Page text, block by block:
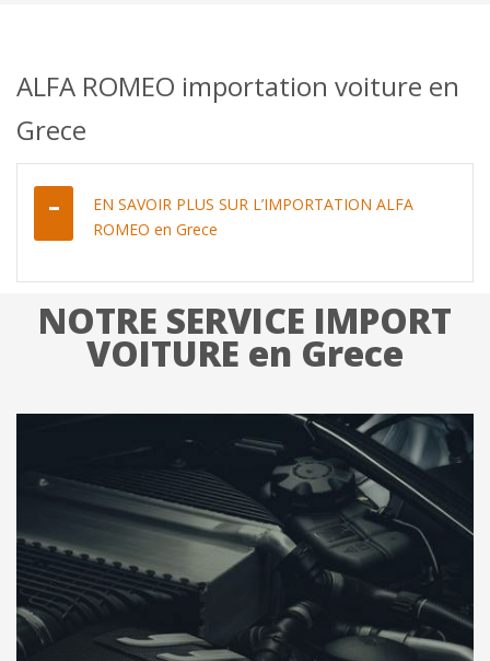
ALFA ROMEO importation voiture en
Grece
EN SAVOIR PLUS SUR L’IMPORTATION ALFA
ROMEO en Grece
NOTRE SERVICE IMPORT
VOITURE en Grece